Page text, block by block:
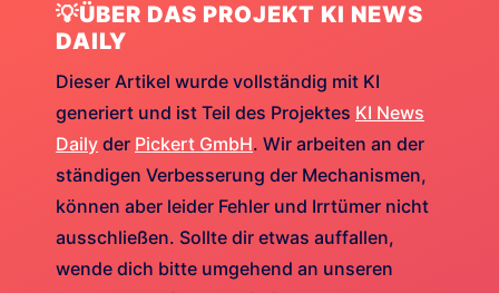
💡ÜBER DAS PROJEKT KI NEWS
DAILY
Dieser Artikel wurde vollständig mit KI
generiert und ist Teil des Projektes KI News
Daily der Pickert GmbH. Wir arbeiten an der
ständigen Verbesserung der Mechanismen,
können aber leider Fehler und Irrtümer nicht
ausschließen. Sollte dir etwas auffallen,
wende dich bitte umgehend an unseren